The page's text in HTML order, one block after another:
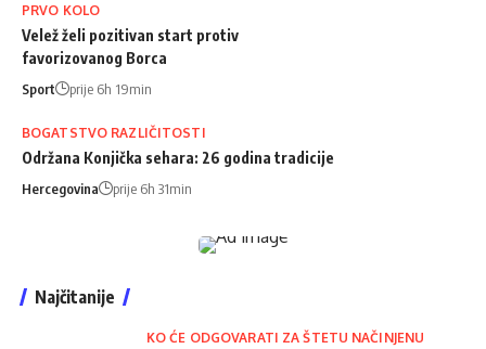
PRVO KOLO
Velež želi pozitivan start protiv
favorizovanog Borca
Sport prije 6h 19min
BOGATSTVO RAZLIČITOSTI
Održana Konjička sehara: 26 godina tradicije
Hercegovina prije 6h 31min
Najčitanije
KO ĆE ODGOVARATI ZA ŠTETU NAČINJENU